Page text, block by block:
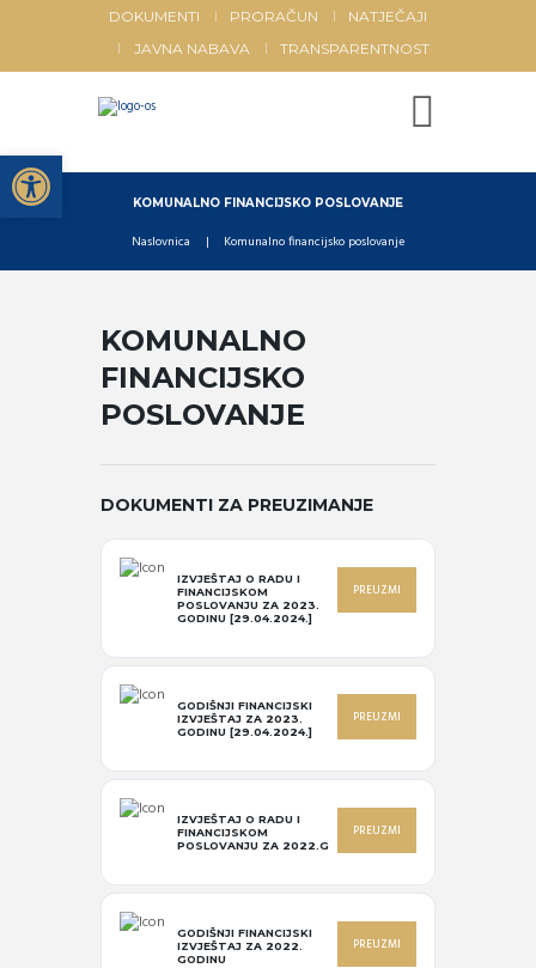
Open toolbar
DOKUMENTI PRORAČUN
NATJEČAJI
JAVNA NABAVA
TRANSPARENTNOST
KOMUNALNO FINANCIJSKO POSLOVANJE
Naslovnica Komunalno financijsko poslovanje
KOMUNALNO
FINANCIJSKO
POSLOVANJE
DOKUMENTI ZA PREUZIMANJE
IZVJEŠTAJ O RADU I
FINANCIJSKOM
POSLOVANJU ZA 2023.
GODINU [29.04.2024.]
PREUZMI
GODIŠNJI FINANCIJSKI
IZVJEŠTAJ ZA 2023.
GODINU [29.04.2024.]
PREUZMI
IZVJEŠTAJ O RADU I
FINANCIJSKOM
POSLOVANJU ZA 2022.G
PREUZMI
GODIŠNJI FINANCIJSKI
IZVJEŠTAJ ZA 2022.
GODINU
PREUZMI